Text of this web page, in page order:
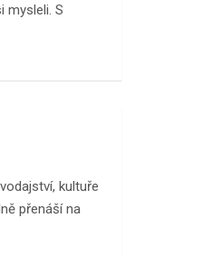
mysleli. S
kultuře
přenáší na